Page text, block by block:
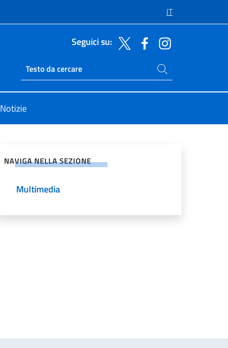
IT
Seguici su:
Ricerca sito live
Cerca nel sito
Notizie
NAVIGA NELLA SEZIONE
Multimedia